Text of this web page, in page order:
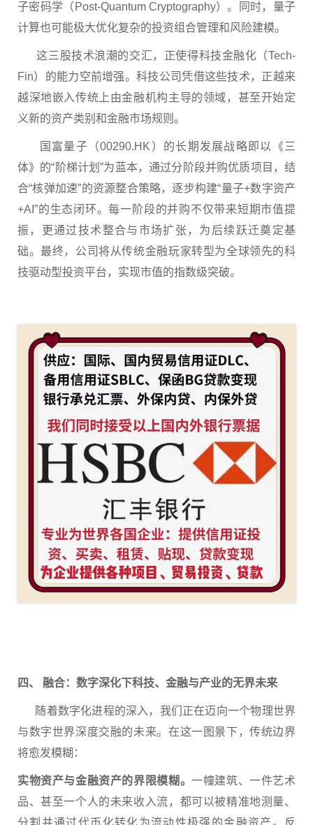
子密码学（Post-Quantum Cryptography）。同时，量子
计算也可能极大优化复杂的投资组合管理和风险建模。
这三股技术浪潮的交汇，正使得科技金融化（Tech-
Fin）的能力空前增强。科技公司凭借这些技术，正越来
越深地嵌入传统上由金融机构主导的领域，甚至开始定
义新的资产类别和金融市场规则。
国富量子（00290.HK）的长期发展战略即以《三
体》的“阶梯计划”为蓝本，通过分阶段并购优质项目，结
合“核弹加速”的资源整合策略，逐步构建“量子+数字资产
+AI”的生态闭环。每一阶段的并购不仅带来短期市值提
振，更通过技术整合与市场扩张，为后续跃迁奠定基
础。最终，公司将从传统金融玩家转型为全球领先的科
技驱动型投资平台，实现市值的指数级突破。
四、 融合：数字深化下科技、金融与产业的无界未来
随着数字化进程的深入，我们正在迈向一个物理世界
与数字世界深度交融的未来。在这一图景下，传统边界
将愈发模糊：
实物资产与金融资产的界限模糊。一幢建筑、一件艺术
品、甚至一个人的未来收入流，都可以被精准地测量、